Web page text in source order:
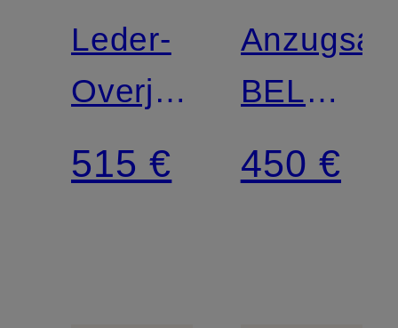
Leder-
Overjacket
DANNY
515 €
Extra
Slim Fit
450 €